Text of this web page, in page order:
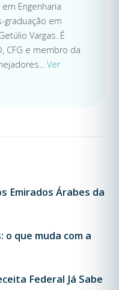
Engenharia
graduação em
Vargas. É
CFG e membro da
Ver
Emirados Árabes da
o que muda com a
Federal Já Sabe